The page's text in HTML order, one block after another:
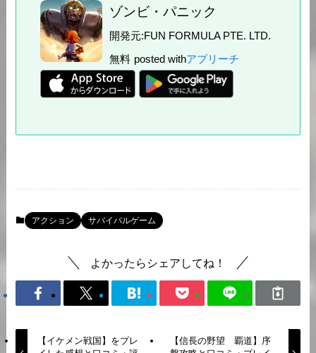
ゾンビ・パニック
開発元:FUN FORMULA PTE. LTD.
無料 posted withアプリーチ
アクション サバイバルゲーム
よかったらシェアしてね！
【イケメン戦国】をプレ
【信長の野望 覇道】序